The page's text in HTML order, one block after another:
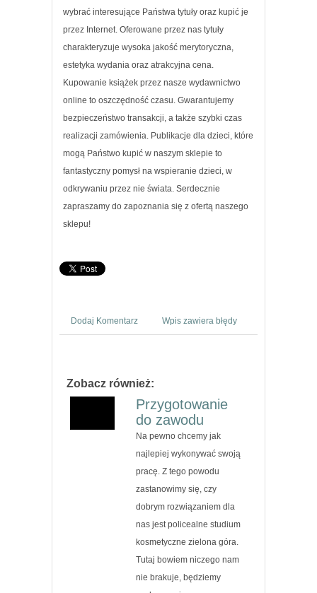
wybrać interesujące Państwa tytuły oraz kupić je
przez Internet. Oferowane przez nas tytuły
charakteryzuje wysoka jakość merytoryczna,
estetyka wydania oraz atrakcyjna cena.
Kupowanie książek przez nasze wydawnictwo
online to oszczędność czasu. Gwarantujemy
bezpieczeństwo transakcji, a także szybki czas
realizacji zamówienia. Publikacje dla dzieci, które
mogą Państwo kupić w naszym sklepie to
fantastyczny pomysł na wspieranie dzieci, w
odkrywaniu przez nie świata. Serdecznie
zapraszamy do zapoznania się z ofertą naszego
sklepu!
Dodaj Komentarz Wpis zawiera błędy
Zobacz również:
Przygotowanie
do zawodu
Na pewno chcemy jak
najlepiej wykonywać swoją
pracę. Z tego powodu
zastanowimy się, czy
dobrym rozwiązaniem dla
nas jest policealne studium
kosmetyczne zielona góra.
Tutaj bowiem niczego nam
nie brakuje, będziemy